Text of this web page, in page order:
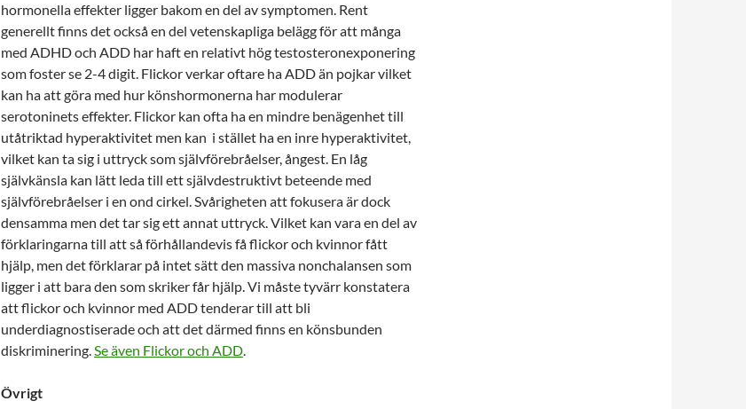
hormonella effekter ligger bakom en del av symptomen. Rent
generellt finns det också en del vetenskapliga belägg för att många
med ADHD och ADD har haft en relativt hög testosteronexponering
som foster se 2-4 digit. Flickor verkar oftare ha ADD än pojkar vilket
kan ha att göra med hur könshormonerna har modulerar
serotoninets effekter. Flickor kan ofta ha en mindre benägenhet till
utåtriktad hyperaktivitet men kan i stället ha en inre hyperaktivitet,
vilket kan ta sig i uttryck som självförebråelser, ångest. En låg
självkänsla kan lätt leda till ett självdestruktivt beteende med
självförebråelser i en ond cirkel. Svårigheten att fokusera är dock
densamma men det tar sig ett annat uttryck. Vilket kan vara en del av
förklaringarna till att så förhållandevis få flickor och kvinnor fått
hjälp, men det förklarar på intet sätt den massiva nonchalansen som
ligger i att bara den som skriker får hjälp. Vi måste tyvärr konstatera
att flickor och kvinnor med ADD tenderar till att bli
underdiagnostiserade och att det därmed finns en könsbunden
diskriminering.Se även Flickor och ADD.
Övrigt